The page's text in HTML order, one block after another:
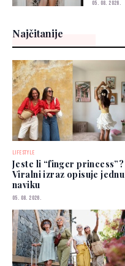
05. 08. 2026.
Najčitanije
LIFESTYLE
Jeste li “finger princess”?
Viralni izraz opisuje jednu
naviku
05. 08. 2026.